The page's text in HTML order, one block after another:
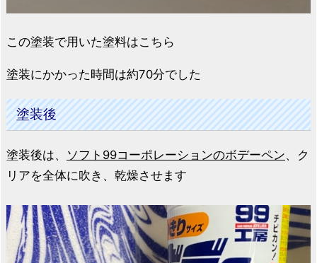
この塗装で用いた塗料はこちら
塗装にかかった時間は約70分でした
塗装後
塗装後は、 ソフト99コーポレーションのボデーペン、ク
リアを全体に吹き、乾燥させます